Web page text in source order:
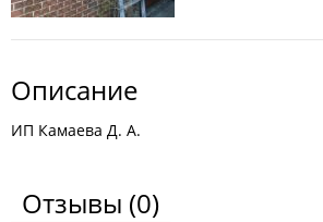
Описание
ИП Камаева Д. А.
Отзывы (0)